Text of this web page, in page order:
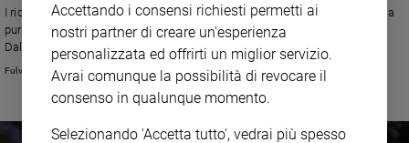
I richiami alla "guerra santa per Gerusalemme" rischiano di soppiantare la
pur feroce lotta politica. Il ruolo dei luoghi santi e dei Movimenti islamici.
Dal nostro inviato.
Fulvio Scaglione
Accettando i consensi richiesti permetti ai
nostri partner di creare un'esperienza
personalizzata ed offrirti un miglior servizio.
Avrai comunque la possibilità di revocare il
consenso in qualunque momento.
Selezionando 'Accetta tutto', vedrai più spesso